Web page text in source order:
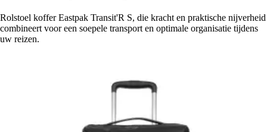
Rolstoel koffer Eastpak Transit'R S, die kracht en praktische nijverheid
combineert voor een soepele transport en optimale organisatie tijdens
uw reizen.